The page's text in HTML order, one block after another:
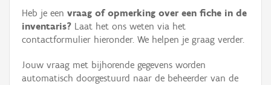
Erfgoedobject
Aanduidingsobject
Waarneming
Heb je een vraag of opmerking over een fiche in de
inventaris? Laat het ons weten via het
contactformulier hieronder. We helpen je graag verder.
Jouw vraag met bijhorende gegevens worden
automatisch doorgestuurd naar de beheerder van de